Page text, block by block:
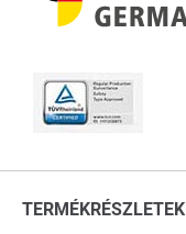
TERMÉKRÉSZLETEK